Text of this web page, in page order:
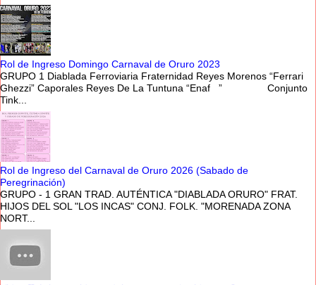
Rol de Ingreso Domingo Carnaval de Oruro 2023
GRUPO 1 Diablada Ferroviaria Fraternidad Reyes Morenos “Ferrari
Ghezzi” Caporales Reyes De La Tuntuna “Enaf ” Conjunto
Tink...
Rol de Ingreso del Carnaval de Oruro 2026 (Sabado de
Peregrinación)
GRUPO - 1 GRAN TRAD. AUTÉNTICA "DIABLADA ORURO" FRAT.
HIJOS DEL SOL "LOS INCAS" CONJ. FOLK. "MORENADA ZONA
NORT...